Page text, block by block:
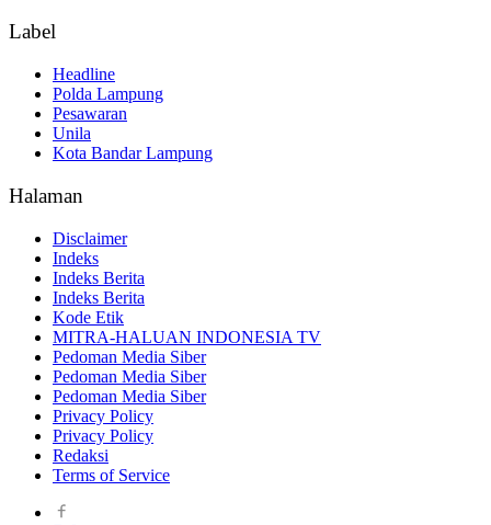
Label
Headline
Polda Lampung
Pesawaran
Unila
Kota Bandar Lampung
Halaman
Disclaimer
Indeks
Indeks Berita
Indeks Berita
Kode Etik
MITRA-HALUAN INDONESIA TV
Pedoman Media Siber
Pedoman Media Siber
Pedoman Media Siber
Privacy Policy
Privacy Policy
Redaksi
Terms of Service